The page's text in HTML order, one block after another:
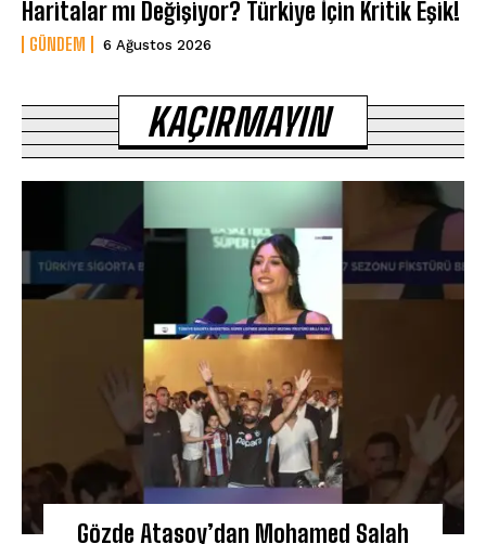
Haritalar mı Değişiyor? Türkiye İçin Kritik Eşik!
GÜNDEM 6 Ağustos 2026
KAÇIRMAYIN
Gözde Atasoy’dan Mohamed Salah